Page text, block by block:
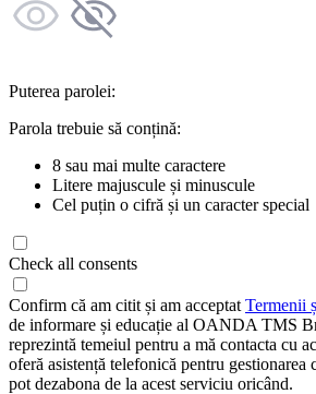
Puterea parolei:
Parola trebuie să conțină:
8 sau mai multe caractere
Litere majuscule și minuscule
Cel puțin o cifră și un caracter special
Check all consents
Confirm că am citit și am acceptat Termenii
de informare și educație al OANDA TMS
reprezintă temeiul pentru a mă contacta cu
oferă asistență telefonică pentru gestionarea
pot dezabona de la acest serviciu oricând.